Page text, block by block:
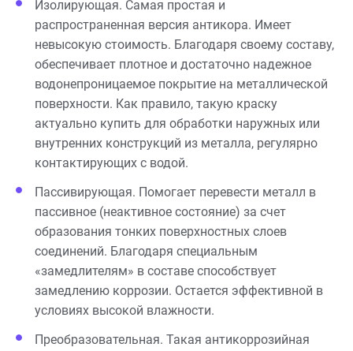
Изолирующая. Самая простая и
распространенная версия антикора. Имеет
невысокую стоимость. Благодаря своему составу,
обеспечивает плотное и достаточно надежное
водонепроницаемое покрытие на металлической
поверхности. Как правило, такую краску
актуально купить для обработки наружных или
внутренних конструкций из металла, регулярно
контактирующих с водой.
Пассивирующая. Помогает перевести металл в
пассивное (неактивное состояние) за счет
образования тонких поверхностных слоев
соединений. Благодаря специальным
«замедлителям» в составе способствует
замедлению коррозии. Остается эффективной в
условиях высокой влажности.
Преобразовательная. Такая антикоррозийная